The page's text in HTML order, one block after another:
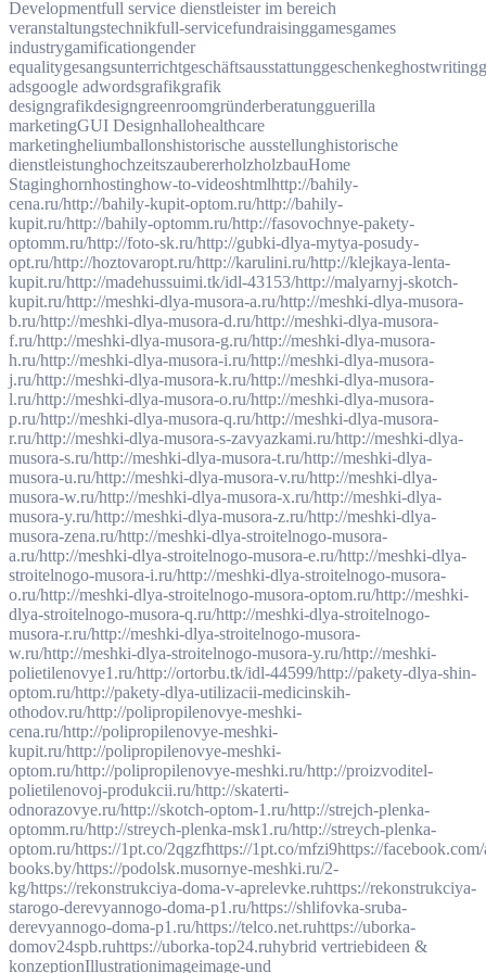
Developmentfull service dienstleister im bereich
veranstaltungstechnikfull-servicefundraisinggamesgames
industrygamificationgender
equalitygesangsunterrichtgeschäftsausstattunggeschenkeghostwriting
adsgoogle adwordsgrafikgrafik
designgrafikdesigngreenroomgründerberatungguerilla
marketingGUI Designhallohealthcare
marketingheliumballonshistorische ausstellunghistorische
dienstleistunghochzeitszaubererholzholzbauHome
Staginghornhostinghow-to-videoshtmlhttp://bahily-
cena.ru/http://bahily-kupit-optom.ru/http://bahily-
kupit.ru/http://bahily-optomm.ru/http://fasovochnye-pakety-
optomm.ru/http://foto-sk.ru/http://gubki-dlya-mytya-posudy-
opt.ru/http://hoztovaropt.ru/http://karulini.ru/http://klejkaya-lenta-
kupit.ru/http://madehussuimi.tk/idl-43153/http://malyarnyj-skotch-
kupit.ru/http://meshki-dlya-musora-a.ru/http://meshki-dlya-musora-
b.ru/http://meshki-dlya-musora-d.ru/http://meshki-dlya-musora-
f.ru/http://meshki-dlya-musora-g.ru/http://meshki-dlya-musora-
h.ru/http://meshki-dlya-musora-i.ru/http://meshki-dlya-musora-
j.ru/http://meshki-dlya-musora-k.ru/http://meshki-dlya-musora-
l.ru/http://meshki-dlya-musora-o.ru/http://meshki-dlya-musora-
p.ru/http://meshki-dlya-musora-q.ru/http://meshki-dlya-musora-
r.ru/http://meshki-dlya-musora-s-zavyazkami.ru/http://meshki-dlya-
musora-s.ru/http://meshki-dlya-musora-t.ru/http://meshki-dlya-
musora-u.ru/http://meshki-dlya-musora-v.ru/http://meshki-dlya-
musora-w.ru/http://meshki-dlya-musora-x.ru/http://meshki-dlya-
musora-y.ru/http://meshki-dlya-musora-z.ru/http://meshki-dlya-
musora-zena.ru/http://meshki-dlya-stroitelnogo-musora-
a.ru/http://meshki-dlya-stroitelnogo-musora-e.ru/http://meshki-dlya-
stroitelnogo-musora-i.ru/http://meshki-dlya-stroitelnogo-musora-
o.ru/http://meshki-dlya-stroitelnogo-musora-optom.ru/http://meshki-
dlya-stroitelnogo-musora-q.ru/http://meshki-dlya-stroitelnogo-
musora-r.ru/http://meshki-dlya-stroitelnogo-musora-
w.ru/http://meshki-dlya-stroitelnogo-musora-y.ru/http://meshki-
polietilenovye1.ru/http://ortorbu.tk/idl-44599/http://pakety-dlya-shin-
optom.ru/http://pakety-dlya-utilizacii-medicinskih-
othodov.ru/http://polipropilenovye-meshki-
cena.ru/http://polipropilenovye-meshki-
kupit.ru/http://polipropilenovye-meshki-
optom.ru/http://polipropilenovye-meshki.ru/http://proizvoditel-
polietilenovoj-produkcii.ru/http://skaterti-
odnorazovye.ru/http://skotch-optom-1.ru/http://strejch-plenka-
optomm.ru/http://streych-plenka-msk1.ru/http://streych-plenka-
optom.ru/https://1pt.co/2qgzfhttps://1pt.co/mfzi9https://
books.by/https://podolsk.musornye-meshki.ru/2-
kg/https://rekonstrukciya-doma-v-aprelevke.ruhttps://rekonstrukciya-
starogo-derevyannogo-doma-p1.ru/https://shlifovka-sruba-
derevyannogo-doma-p1.ru/https://telco.net.ruhttps://uborka-
domov24spb.ruhttps://uborka-top24.ruhybrid vertriebideen &
konzeptionIllustrationimageimage-und